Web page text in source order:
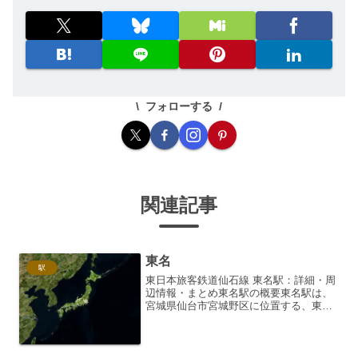
フォローする
関連記事
駅 東名
東日本旅客鉄道仙石線 東名駅：詳細・周
辺情報・まとめ東名駅の概要東名駅は、
宮城県仙台市宮城野区に位置する、東日